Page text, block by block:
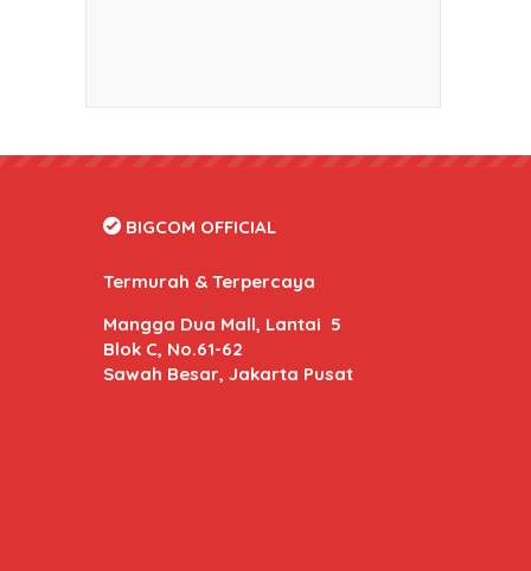
Mangga Dua Mall, Lantai 5
Blok C, No.61-62
Sawah Besar, Jakarta Pusat